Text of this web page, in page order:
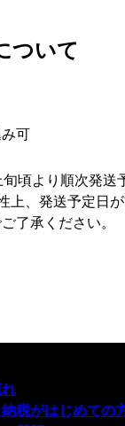
ついて
可
頃より順次発送
上、発送予定日
了承ください。
税がはじめての